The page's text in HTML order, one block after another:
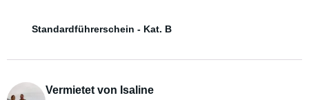
Standardführerschein - Kat. B
Vermietet von Isaline